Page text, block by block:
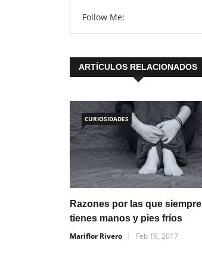
Follow Me:
ARTÍCULOS RELACIONADOS
CURIOSIDADES
Razones por las que siempre
tienes manos y pies fríos
Mariflor Rivero
Feb 19, 2017